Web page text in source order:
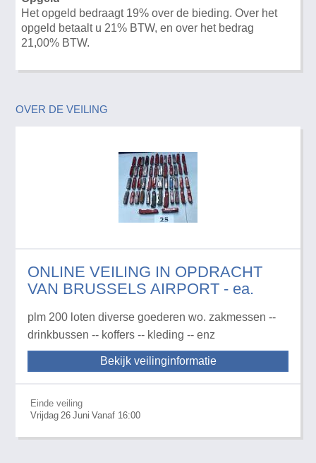
Het opgeld bedraagt 19% over de bieding. Over het
opgeld betaalt u 21% BTW, en over het bedrag
21,00% BTW.
OVER DE VEILING
ONLINE VEILING IN OPDRACHT
VAN BRUSSELS AIRPORT - ea.
plm 200 loten diverse goederen wo. zakmessen --
drinkbussen -- koffers -- kleding -- enz
Bekijk veilinginformatie
Einde veiling
Vrijdag 26 Juni Vanaf 16:00